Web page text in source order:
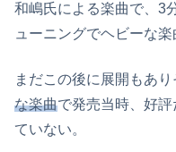
和嶋氏による楽曲で、3
ューニングでヘビーな楽
まだこの後に展開もあり
な楽曲で発売当時、好
ていない。